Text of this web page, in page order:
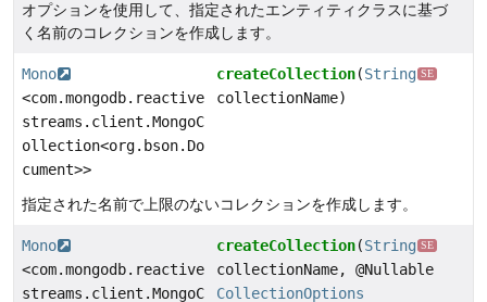
オプションを使用して、指定されたエンティティクラスに基づ
く名前のコレクションを作成します。
Mono
<com.mongodb.reactive
streams.client.MongoC
ollection<org.bson.Do
cument>>
createCollection(String SE
collectionName)
指定された名前で上限のないコレクションを作成します。
Mono
<com.mongodb.reactive
streams.client.MongoC
createCollection(String SE
collectionName, @Nullable
CollectionOptions